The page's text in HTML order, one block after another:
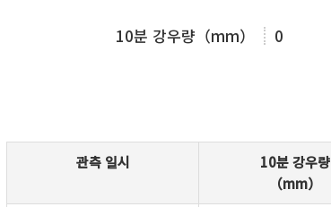
10분 강우량（mm） 0
관측 일시
10분 강우량
（mm）